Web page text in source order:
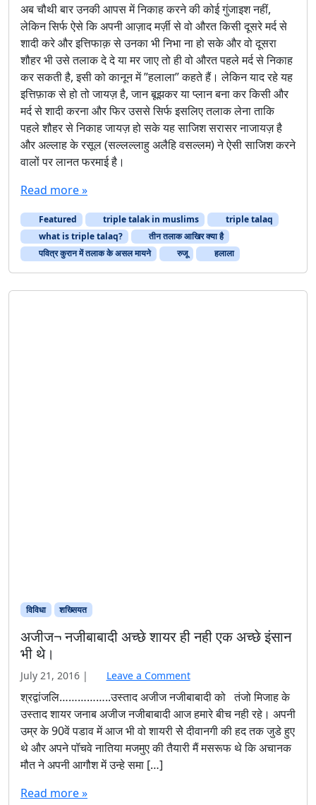
अब चौथी बार उनकी आपस में निकाह करने की कोई गुंजाइश नहीं,
लेकिन सिर्फ ऐसे कि अपनी आज़ाद मर्ज़ी से वो औरत किसी दूसरे मर्द से
शादी करे और इत्तिफाक़ से उनका भी निभा ना हो सके और वो दूसरा
शौहर भी उसे तलाक दे दे या मर जाए तो ही वो औरत पहले मर्द से निकाह
कर सकती है, इसी को कानून में ”हलाला” कहते हैं। लेकिन याद रहे यह
इत्तिफ़ाक से हो तो जायज़ है, जान बूझकर या प्लान बना कर किसी और
मर्द से शादी करना और फिर उससे सिर्फ इसलिए तलाक लेना ताकि
पहले शौहर से निकाह जायज़ हो सके यह साजिश सरासर नाजायज़ है
और अल्लाह के रसूल (सल्लल्लाहु अलैहि वसल्लम) ने ऐसी साजिश करने
वालों पर लानत फरमाई है।
Read more »
Featured triple talak in muslims
triple talaq
what is triple talaq?
तीन तलाक आखिर क्या है
पवित्र कुरान में तलाक के असल मायने
रुजू हलाला
श्रद्वांजलि……………..उस्ताद अजीज नजीबाबादी को तंजो मिजाह के
उस्ताद शायर जनाब अजीज नजीबाबादी आज हमारे बीच नही रहे। अपनी
उम्र के 90वें पडाव में आज भी वो शायरी सेे दीवानगी की हद तक जुडे हुए
थे और अपने पॉचवे नातिया मजमुए की तैयारी मैं मसरूफ थे कि अचानक
मौत ने अपनी आगौश में उन्हे समा […]
Read more »
Featured उस्ताद अजीज नजीबाबादी